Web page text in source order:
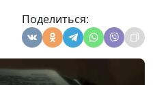
Поделиться:
Юлия Синицына,
Андрей Качалаба,
священнослужитель,